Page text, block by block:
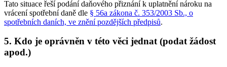
Tato situace řeší podání daňového přiznání k uplatnění nároku na
vrácení spotřební daně dle § 56a zákona č. 353/2003 Sb., o
spotřebních daních, ve znění pozdějších předpisů.
5. Kdo je oprávněn v této věci jednat (podat žádost
apod.)